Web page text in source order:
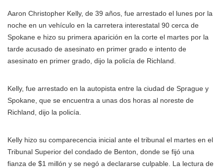
Aaron Christopher Kelly, de 39 años, fue arrestado el lunes por la
noche en un vehículo en la carretera interestatal 90 cerca de
Spokane e hizo su primera aparición en la corte el martes por la
tarde acusado de asesinato en primer grado e intento de
asesinato en primer grado, dijo la policía de Richland.
Kelly, fue arrestado en la autopista entre la ciudad de Sprague y
Spokane, que se encuentra a unas dos horas al noreste de
Richland, dijo la policía.
Kelly hizo su comparecencia inicial ante el tribunal el martes en el
Tribunal Superior del condado de Benton, donde se fijó una
fianza de $1 millón y se negó a declararse culpable. La lectura de